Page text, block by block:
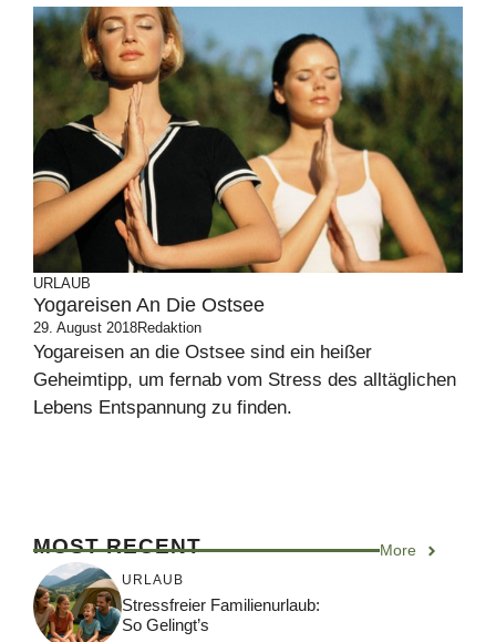
URLAUB
Yogareisen An Die Ostsee
29. August 2018Redaktion
Yogareisen an die Ostsee sind ein heißer
Geheimtipp, um fernab vom Stress des alltäglichen
Lebens Entspannung zu finden.
MOST RECENT More
URLAUB
Stressfreier Familienurlaub:
So Gelingt’s